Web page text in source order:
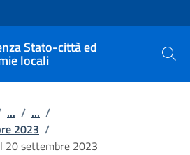
Stato-città ed
locali Cerca
... / ... /
2023 /
20 settembre 2023